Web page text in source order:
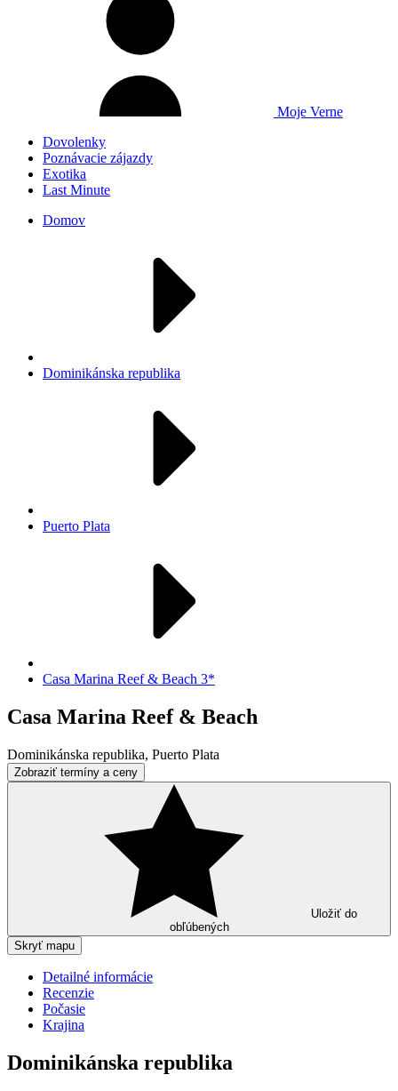
Moje Verne
Dovolenky
Poznávacie zájazdy
Exotika
Last Minute
Domov
Dominikánska republika
Puerto Plata
Casa Marina Reef & Beach 3*
Casa Marina Reef & Beach
Dominikánska republika, Puerto Plata
Zobraziť termíny a ceny
Uložiť do
obľúbených
Skryť mapu
Detailné informácie
Recenzie
Počasie
Krajina
Dominikánska republika